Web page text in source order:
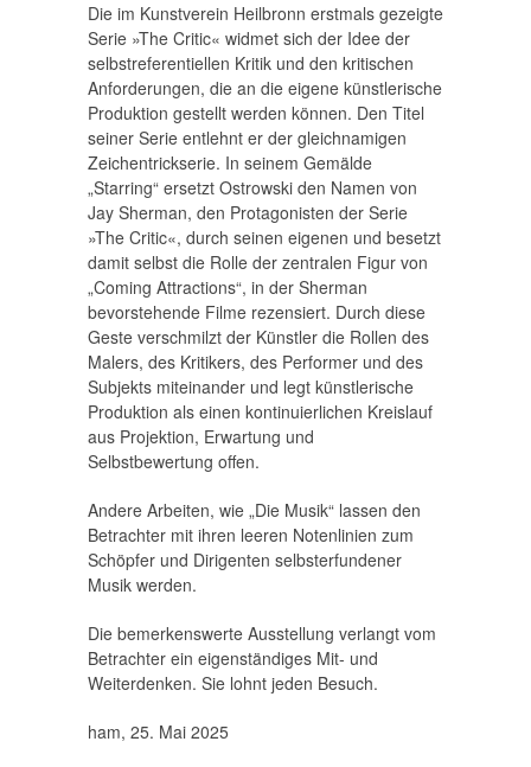
Die im Kunstverein Heilbronn erstmals gezeigte
Serie »The Critic« widmet sich der Idee der
selbstreferentiellen Kritik und den kritischen
Anforderungen, die an die eigene künstlerische
Produktion gestellt werden können. Den Titel
seiner Serie entlehnt er der gleichnamigen
Zeichentrickserie. In seinem Gemälde
„Starring“ ersetzt Ostrowski den Namen von
Jay Sherman, den Protagonisten der Serie
»The Critic«, durch seinen eigenen und besetzt
damit selbst die Rolle der zentralen Figur von
„Coming Attractions“, in der Sherman
bevorstehende Filme rezensiert. Durch diese
Geste verschmilzt der Künstler die Rollen des
Malers, des Kritikers, des Performer und des
Subjekts miteinander und legt künstlerische
Produktion als einen kontinuierlichen Kreislauf
aus Projektion, Erwartung und
Selbstbewertung offen.
Andere Arbeiten, wie „Die Musik“ lassen den
Betrachter mit ihren leeren Notenlinien zum
Schöpfer und Dirigenten selbsterfundener
Musik werden.
Die bemerkenswerte Ausstellung verlangt vom
Betrachter ein eigenständiges Mit- und
Weiterdenken. Sie lohnt jeden Besuch.
ham, 25. Mai 2025